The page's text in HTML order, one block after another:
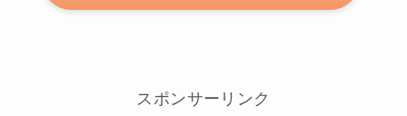
スポンサーリンク